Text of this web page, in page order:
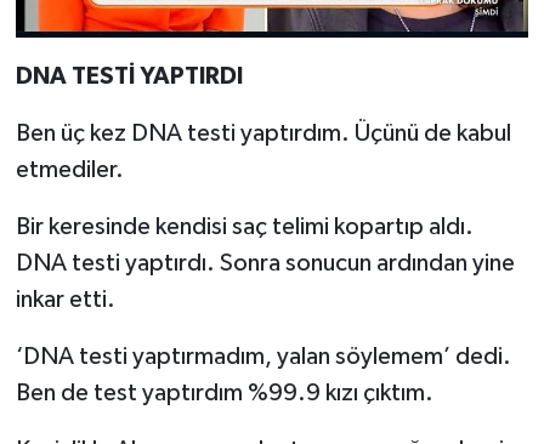
DNA TESTİ YAPTIRDI
Ben üç kez DNA testi yaptırdım. Üçünü de kabul
etmediler.
Bir keresinde kendisi saç telimi kopartıp aldı.
DNA testi yaptırdı. Sonra sonucun ardından yine
inkar etti.
‘DNA testi yaptırmadım, yalan söylemem’ dedi.
Ben de test yaptırdım %99.9 kızı çıktım.